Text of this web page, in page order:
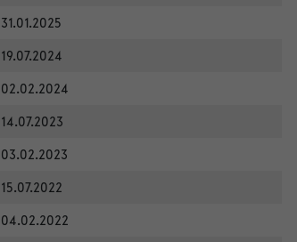
31.01.2025
19.07.2024
02.02.2024
14.07.2023
03.02.2023
15.07.2022
04.02.2022